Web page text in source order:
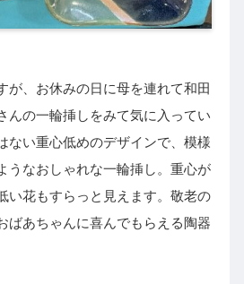
が、お休みの日に母を連れて和田
んの一輪挿しをみて気に入ってい
ない重心低めのデザインで、模様
うなおしゃれな一輪挿し。重心が
い花もすらっと見えます。敬老の
ばあちゃんに喜んでもらえる陶器